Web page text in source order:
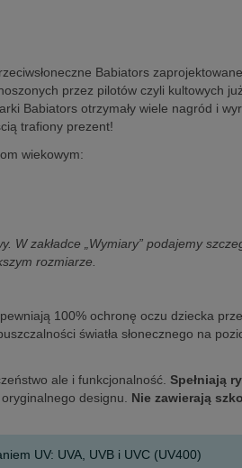
Babiators
przez pilotów czyli kultowych
Babiators otrzymały wiele nagród i
trafiony prezent!
wiekowym:
zakładce „Wymiary” podajemy
rozmiarze.
100% ochronę oczu dziecka
światła słonecznego na
ale i funkcjonalność. Spełniają
designu. Nie zawierają
UV: UVA, UVB i UVC (UV400)​